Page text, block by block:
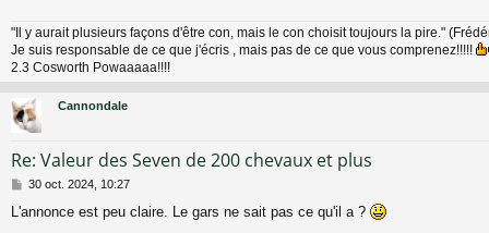
"Il y aurait plusieurs façons d'être con, mais le con choisit toujours la pire."
Je suis responsable de ce que j'écris , mais pas de ce que vous comprenez!!!!!
2.3 Cosworth Powaaaaa!!!!
Cannondale
Re: Valeur des Seven de 200 chevaux et plus
M
s
30 oct. 2024, 10:27
L'annonce est peu claire. Le gars ne sait pas ce qu'il a ?